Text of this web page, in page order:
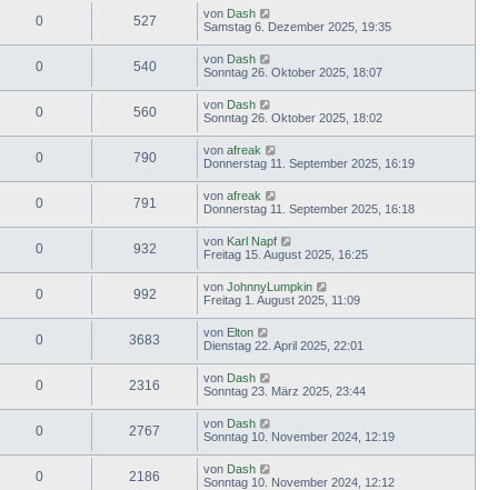
0 527 von Dash
Samstag 6. Dezember 2025, 19:35
0 540 von Dash
Sonntag 26. Oktober 2025, 18:07
0 560 von Dash
Sonntag 26. Oktober 2025, 18:02
0 790 von afreak
Donnerstag 11. September 2025, 16:19
0 791 von afreak
Donnerstag 11. September 2025, 16:18
0 932 von Karl Napf
Freitag 15. August 2025, 16:25
0 992 von JohnnyLumpkin
Freitag 1. August 2025, 11:09
0 3683 von Elton
Dienstag 22. April 2025, 22:01
0 2316 von Dash
Sonntag 23. März 2025, 23:44
0 2767 von Dash
Sonntag 10. November 2024, 12:19
0 2186 von Dash
Sonntag 10. November 2024, 12:12